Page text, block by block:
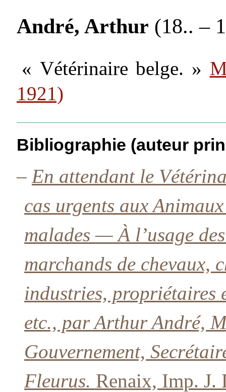
André, Arthur (18.. –
« Vétérinaire belge. »
1921)
Bibliographie (auteur
– En attendant le
cas urgents aux
malades — À l’usage
marchands de chevaux,
industries, propriétaires
etc., par Arthur André,
Gouvernement,
Fleurus. Renaix, Imp. J.